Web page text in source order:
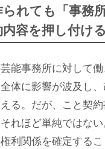
れても「事務
容を押し付け
能事務所に対して
体に影響が波及し
る。だが、こと契
れほど単純ではな
利関係を確定するこ